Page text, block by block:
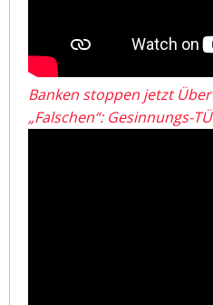
Banken stoppen jetzt
„Falschen“: Gesinnungs-